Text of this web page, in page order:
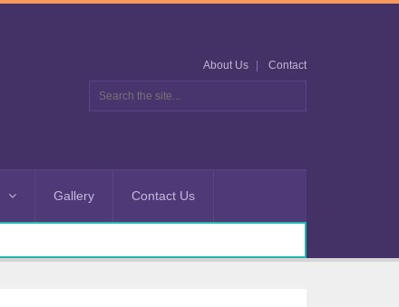
About Us Contact
Gallery Contact Us